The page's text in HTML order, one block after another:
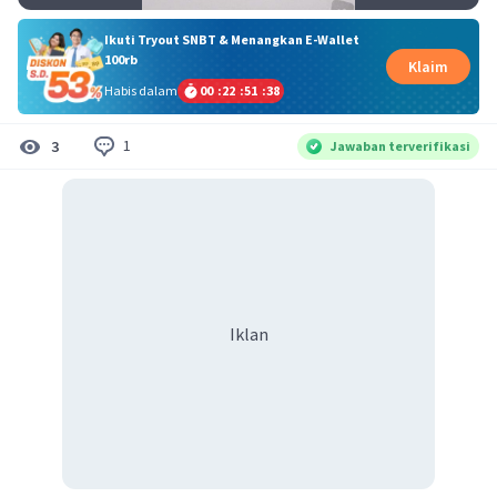
Ikuti Tryout SNBT & Menangkan E-Wallet
100rb
Habis dalam
00 :22 :51 :38
Klaim
3 1 Jawaban terverifikasi
Iklan